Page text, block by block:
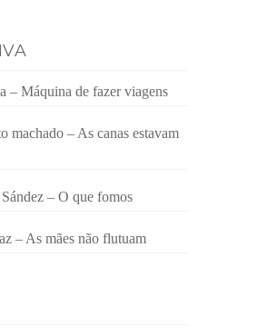
– Máquina de fazer viagens
machado – As canas estavam
– O que fomos
– As mães não flutuam